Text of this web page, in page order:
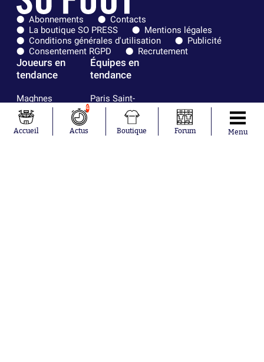
Abonnements
Contacts
La boutique SO PRESS
Mentions légales
Conditions générales d'utilisation
Publicité
Consentement RGPD
Recrutement
Joueurs en
tendance
Maghnes
Akliouche
Mohamed
Salah
Équipes en
tendance
Paris Saint-
Germain
Olympique de
Marseille
Accueil
4
Actus Boutique Forum Menu